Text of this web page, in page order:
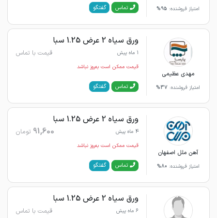
امتیاز فروشنده: 95% تماس گفتگو
مهدی عظیمی
امتیاز فروشنده: 37%
ورق سیاه 2 عرض 1.25 سبا
1 ماه پیش قیمت با تماس
قیمت ممکن است به‌روز نباشد
تماس گفتگو
آهن ملل اصفهان
امتیاز فروشنده: 80%
ورق سیاه 2 عرض 1.25 سبا
4 ماه پیش 91,600 تومان
قیمت ممکن است به‌روز نباشد
تماس گفتگو
ورق سیاه 2 عرض 1.25 سبا
6 ماه پیش قیمت با تماس